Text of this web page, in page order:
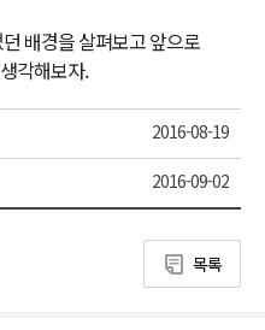
배경을 살펴보고 앞으로
각해보자.
2016-08-19
2016-09-02
목록